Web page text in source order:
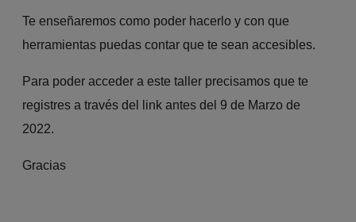
Te enseñaremos como poder hacerlo y con que
herramientas puedas contar que te sean accesibles.
Para poder acceder a este taller precisamos que te
registres a través del link antes del 9 de Marzo de
2022.
Gracias